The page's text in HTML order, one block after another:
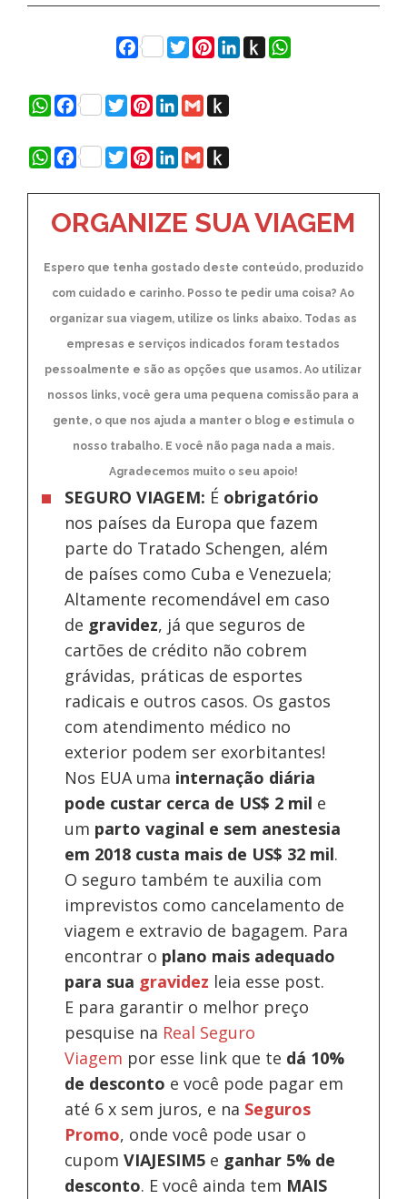
Facebook
Twitter
Pinterest
LinkedIn
Push
to
WhatsApp
WhatsApp
Facebook
Twitter
Pinterest
LinkedIn
GmailPush
Kindle
WhatsApp
Facebook
Twitter
Pinterest
LinkedIn
GmailPush
to
Kindle
ORGANIZE SUA VIAGEM
Espero que tenha gostado deste conteúdo, produzido
com cuidado e carinho. Posso te pedir uma coisa? Ao
organizar sua viagem, utilize os links abaixo. Todas as
empresas e serviços indicados foram testados
pessoalmente e são as opções que usamos. Ao utilizar
nossos links, você gera uma pequena comissão para a
gente, o que nos ajuda a manter o blog e estimula o
nosso trabalho. E você não paga nada a mais.
Agradecemos muito o seu apoio!
SEGURO VIAGEM: É obrigatório
nos países da Europa que fazem
parte do Tratado Schengen, além
de países como Cuba e Venezuela;
Altamente recomendável em caso
de gravidez, já que seguros de
cartões de crédito não cobrem
grávidas, práticas de esportes
radicais e outros casos. Os gastos
com atendimento médico no
exterior podem ser exorbitantes!
Nos EUA uma internação diária
pode custar cerca de US$ 2 mil e
um parto vaginal e sem anestesia
em 2018 custa mais de US$ 32 mil.
O seguro também te auxilia com
imprevistos como cancelamento de
viagem e extravio de bagagem. Para
encontrar o plano mais adequado
para sua gravidez leia esse post.
E para garantir o melhor preço
pesquise na Real Seguro
Viagem por esse link que te dá 10%
de desconto e você pode pagar em
até 6 x sem juros, e na Seguros
Promo, onde você pode usar o
cupomVIAJESIM5 e ganhar 5% de
desconto. E você ainda tem MAIS